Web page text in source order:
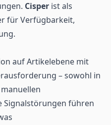
Cisper ist als
für Verfügbarkeit,
auf Artikelebene mit
– sowohl in
Signalstörungen führen